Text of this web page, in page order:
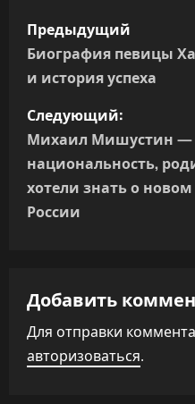
Н
а
в
и
г
а
и
я
п
Предыдущий
Биография певицы
и история успеха
Следующий:
Михаил Мишустин —
национальность,
хотели знать о
России
Добавить
Для отправки
авторизоваться.